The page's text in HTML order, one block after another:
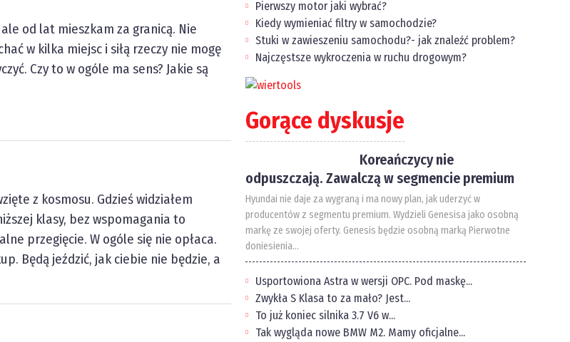
od lat mieszkam za granicą. Nie
w kilka miejsc i siłą rzeczy nie mogę
Czy to w ogóle ma sens? Jakie są
z kosmosu. Gdzieś widziałem
klasy, bez wspomagania to
przegięcie. W ogóle się nie opłaca.
Będą jeździć, jak ciebie nie będzie, a
Pierwszy motor jaki wybrać?
Kiedy wymieniać filtry w samochodzie?
Stuki w zawieszeniu samochodu?- jak znaleźć problem?
Najczęstsze wykroczenia w ruchu drogowym?
Gorące dyskusje
Koreańczycy nie
odpuszczają. Zawalczą w segmencie premium
Hyundai nie daje za wygraną i ma nowy plan, jak uderzyć w
producentów z segmentu premium. Wydzieli Genesisa jako osobną
markę ze swojej oferty. Genesis będzie osobną marką Pierwotne
doniesienia...
Usportowiona Astra w wersji OPC. Pod maskę...
Zwykła S Klasa to za mało? Jest...
To już koniec silnika 3.7 V6 w...
Tak wygląda nowe BMW M2. Mamy oficjalne...